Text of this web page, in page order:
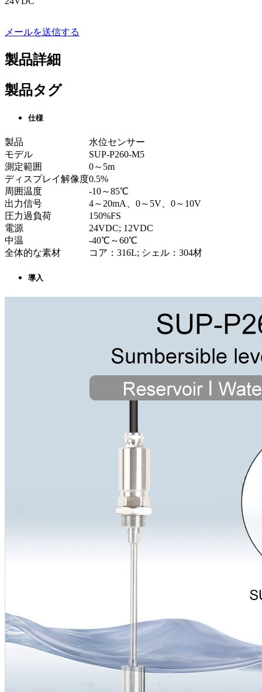
メールを送信する
製品詳細
製品タグ
仕様
製品
水位センサー
モデル
SUP-P260-M5
測定範囲
0～5m
ディスプレイ解像度0.5%
周囲温度
-10～85℃
出力信号
4～20mA、0～5V、0～10V
圧力過負荷
150%FS
電源
24VDC; 12VDC
中温
-40℃～60℃
全体的な素材
コア：316L; シェル：304材
導入